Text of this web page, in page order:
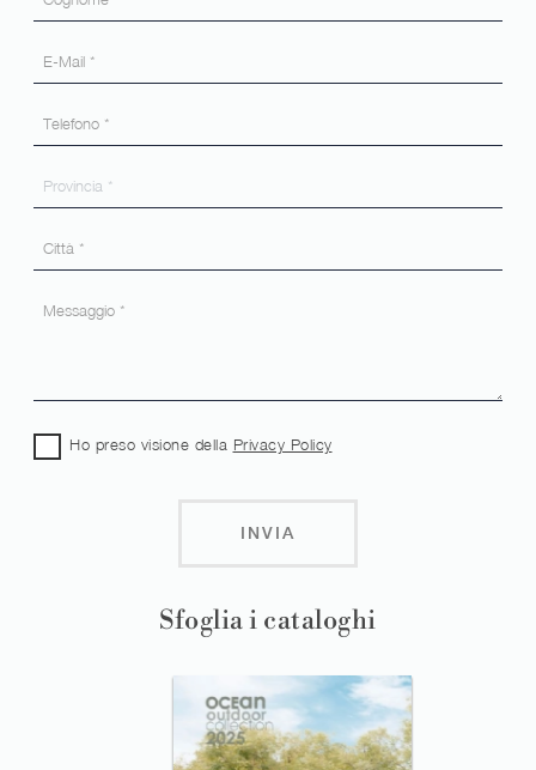
Sfoglia i cataloghi
Ho preso visione della Privacy Policy
INVIA